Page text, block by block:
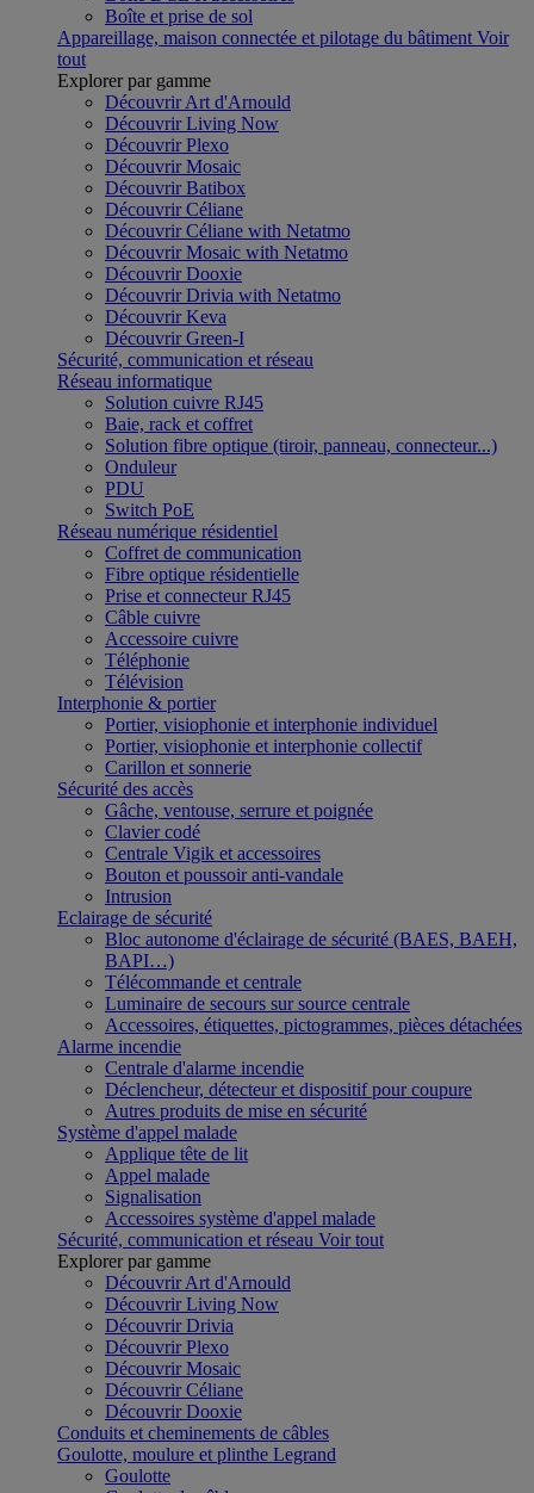
Boîte et prise de sol
Appareillage, maison connectée et pilotage du bâtiment Voir
tout
Explorer par gamme
Découvrir Art d'Arnould
Découvrir Living Now
Découvrir Plexo
Découvrir Mosaic
Découvrir Batibox
Découvrir Céliane
Découvrir Céliane with Netatmo
Découvrir Mosaic with Netatmo
Découvrir Dooxie
Découvrir Drivia with Netatmo
Découvrir Keva
Découvrir Green-I
Sécurité, communication et réseau
Réseau informatique
Solution cuivre RJ45
Baie, rack et coffret
Solution fibre optique (tiroir, panneau, connecteur...)
Onduleur
PDU
Switch PoE
Réseau numérique résidentiel
Coffret de communication
Fibre optique résidentielle
Prise et connecteur RJ45
Câble cuivre
Accessoire cuivre
Téléphonie
Télévision
Interphonie & portier
Portier, visiophonie et interphonie individuel
Portier, visiophonie et interphonie collectif
Carillon et sonnerie
Sécurité des accès
Gâche, ventouse, serrure et poignée
Clavier codé
Centrale Vigik et accessoires
Bouton et poussoir anti-vandale
Intrusion
Eclairage de sécurité
Bloc autonome d'éclairage de sécurité (BAES, BAEH,
BAPI…)
Télécommande et centrale
Luminaire de secours sur source centrale
Accessoires, étiquettes, pictogrammes, pièces détachées
Alarme incendie
Centrale d'alarme incendie
Déclencheur, détecteur et dispositif pour coupure
Autres produits de mise en sécurité
Système d'appel malade
Applique tête de lit
Appel malade
Signalisation
Accessoires système d'appel malade
Sécurité, communication et réseau Voir tout
Explorer par gamme
Découvrir Art d'Arnould
Découvrir Living Now
Découvrir Drivia
Découvrir Plexo
Découvrir Mosaic
Découvrir Céliane
Découvrir Dooxie
Conduits et cheminements de câbles
Goulotte, moulure et plinthe Legrand
Goulotte